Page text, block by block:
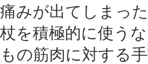
痛みが出てしまっ
杖を積極的に使う
もの筋肉に対する